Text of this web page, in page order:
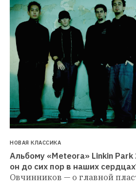
НОВАЯ КЛАССИКА
Альбому «Meteora» Linkin Park
он до сих пор в наших
Овчинников — о главной